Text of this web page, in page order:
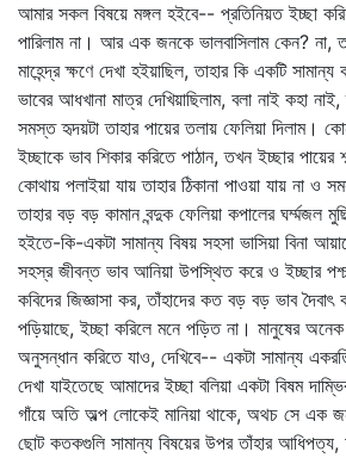
আমার সকল বিষয়ে মঙ্গল হইবে-- প্রতিনিয়ত ইচ্ছা
পারিলাম না। আর এক জনকে ভালবাসিলাম কেন? না,
মাহেন্দ্র ক্ষণে দেখা হইয়াছিল, তাহার কি একটি
ভাবের আধখানা মাত্র দেখিয়াছিলাম, বলা নাই কহা
সমস্ত হৃদয়টা তাহার পায়ের তলায় ফেলিয়া দিলাম।
ইচ্ছাকে ভাব শিকার করিতে পাঠান, তখন ইচ্ছার পায়ের
কোথায় পলাইয়া যায় তাহার ঠিকানা পাওয়া যায় না ও
তাহার বড় বড় কামান বন্দুক ফেলিয়া কপালের ঘর্ম্মজল
হইতে-কি-একটা সামান্য বিষয় সহসা ভাসিয়া বিনা
সহস্র জীবন্ত ভাব আনিয়া উপস্থিত করে ও ইচ্ছার
কবিদের জিজ্ঞাসা কর, তাঁহাদের কত বড় বড় ভাব দৈবাৎ
পড়িয়াছে, ইচ্ছা করিলে মনে পড়িত না। মানুষের
অনুসন্ধান করিতে যাও, দেখিবে-- একটা সামান্য
দেখা যাইতেছে আমাদের ইচ্ছা বলিয়া একটা বিষম
গাঁয়ে অতি অল্প লোকেই মানিয়া থাকে, অথচ সে
ছোট কতকগুলি সামান্য বিষয়ের উপর তাঁহার